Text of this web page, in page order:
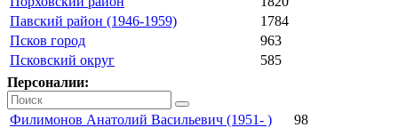
Павский район (1946-1959)
1784
Псков город
963
Псковский округ
585
Персоналии:
Филимонов Анатолий Васильевич (1951- )
98